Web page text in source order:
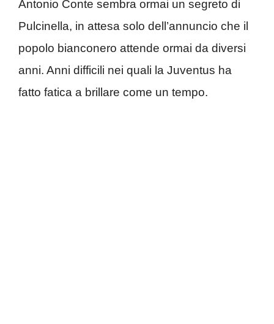
Antonio Conte sembra ormai un segreto di
Pulcinella, in attesa solo dell’annuncio che il
popolo bianconero attende ormai da diversi
anni. Anni difficili nei quali la Juventus ha
fatto fatica a brillare come un tempo.